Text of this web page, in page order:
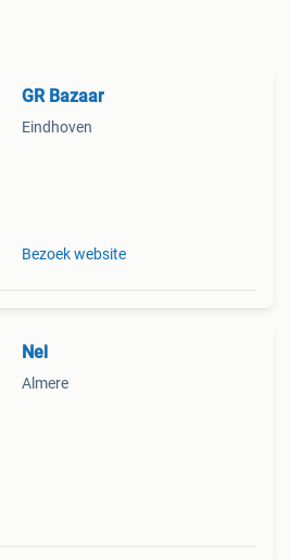
GR Bazaar
Eindhoven
Bezoek website
Nel
Almere